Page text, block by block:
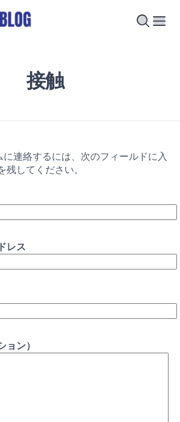
接触
連絡するには、次のフィールドに入
残してください。
レス
ョン）